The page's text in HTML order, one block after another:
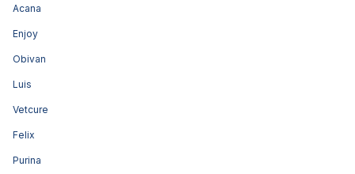
Acana
Enjoy
Obivan
Luis
Vetcure
Felix
Purina